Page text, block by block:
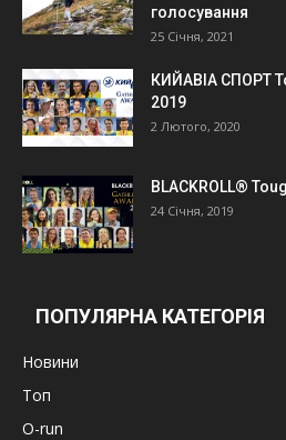
голосування
25 Січня, 2021
КИЙАВІА СПОРТ
2019
2 Лютого, 2020
BLACKROLL®
24 Січня, 2019
ПОПУЛЯРНА КАТЕГОРІЯ
Новини
Топ
O-run